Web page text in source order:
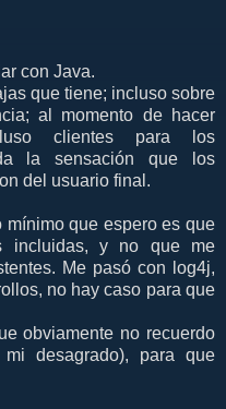
con Java.
que tiene; incluso sobre
al momento de hacer
clientes para los
la sensación que los
del usuario final.
mínimo que espero es que
incluidas, y no que me
Me pasó con log4j,
no hay caso para que
obviamente no recuerdo
desagrado), para que